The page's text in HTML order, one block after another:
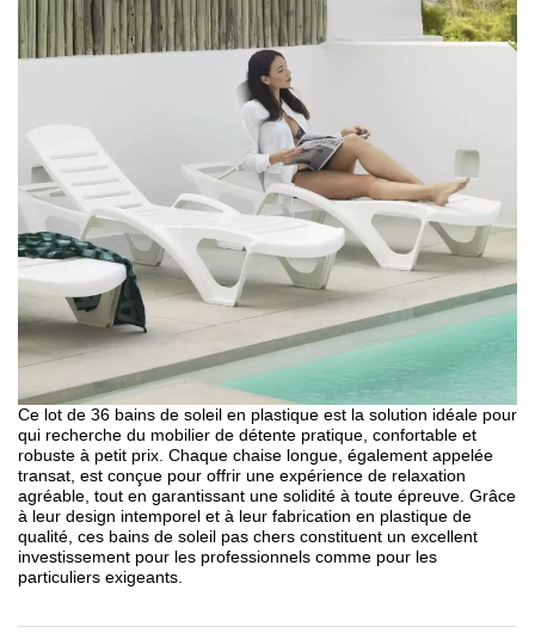
Ce lot de 36 bains de soleil en plastique est la solution idéale pour
qui recherche du mobilier de détente pratique, confortable et
robuste à petit prix. Chaque chaise longue, également appelée
transat, est conçue pour offrir une expérience de relaxation
agréable, tout en garantissant une solidité à toute épreuve. Grâce
à leur design intemporel et à leur fabrication en plastique de
qualité, ces bains de soleil pas chers constituent un excellent
investissement pour les professionnels comme pour les
particuliers exigeants.